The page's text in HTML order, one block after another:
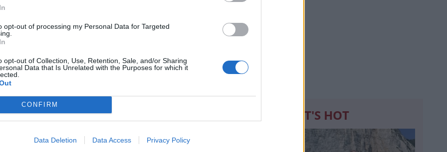
opt-out of processing my Personal Data for Targeted
opt-out of Collection, Use, Retention, Sale, and/or Sharing
Data that Is Unrelated with the Purposes for which it
CONFIRM
Data Deletion Data Access Privacy Policy
«Γκρέμισε» τη σκηνή με το
ήταν στο όριο για να περάσει στον Ημιτελικό, ενώ
WHAT'S HOT